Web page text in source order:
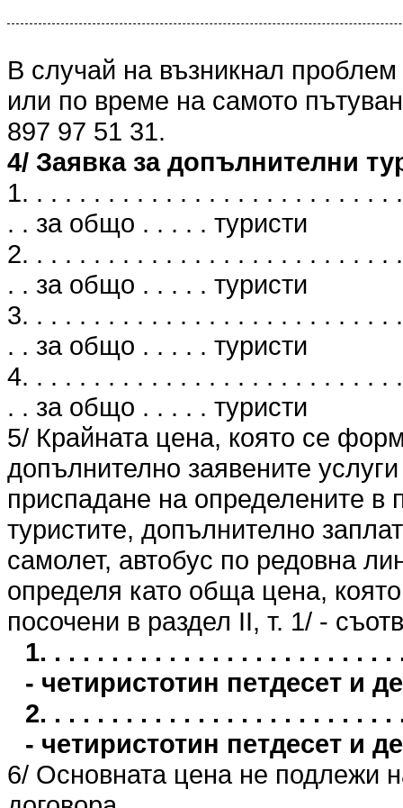
В случай на възникнал
или по време на самото
897 97 51 31.
4/ Заявка за допълнителни
1. . . . . . . . . . . . . . . . . . . . . . . . .
. . за общо . . . . . туристи
2. . . . . . . . . . . . . . . . . . . . . . . . .
. . за общо . . . . . туристи
3. . . . . . . . . . . . . . . . . . . . . . . . .
. . за общо . . . . . туристи
4. . . . . . . . . . . . . . . . . . . . . . . . .
. . за общо . . . . . туристи
5/ Крайната цена, която се
допълнително заявените
приспадане на определените в
туристите, допълнително
самолет, автобус по редовна
определя като обща цена,
посочени в раздел II, т. 1/ -
1. . . . . . . . . . . . . . . . . . . . . . . .
- четиристотин петдесет и
2. . . . . . . . . . . . . . . . . . . . . . . .
- четиристотин петдесет и
6/ Основната цена не подлежи